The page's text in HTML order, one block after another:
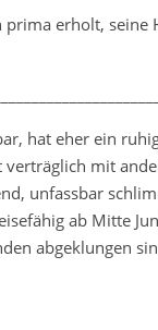
prima erholt, seine
hat eher ein
mit
unfassbar
ab Mitte
abgeklungen